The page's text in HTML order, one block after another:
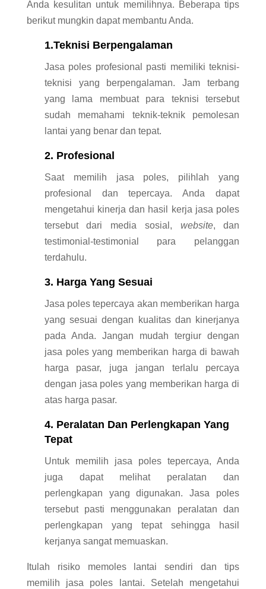
Anda kesulitan untuk memilihnya. Beberapa tips
berikut mungkin dapat membantu Anda.
1.Teknisi Berpengalaman
Jasa poles profesional pasti memiliki teknisi-
teknisi yang berpengalaman. Jam terbang
yang lama membuat para teknisi tersebut
sudah memahami teknik-teknik pemolesan
lantai yang benar dan tepat.
2. Profesional
Saat memilih jasa poles, pilihlah yang
profesional dan tepercaya. Anda dapat
mengetahui kinerja dan hasil kerja jasa poles
tersebut dari media sosial, website, dan
testimonial-testimonial para pelanggan
terdahulu.
3. Harga Yang Sesuai
Jasa poles tepercaya akan memberikan harga
yang sesuai dengan kualitas dan kinerjanya
pada Anda. Jangan mudah tergiur dengan
jasa poles yang memberikan harga di bawah
harga pasar, juga jangan terlalu percaya
dengan jasa poles yang memberikan harga di
atas harga pasar.
4. Peralatan Dan Perlengkapan Yang
Tepat
Untuk memilih jasa poles tepercaya, Anda
juga dapat melihat peralatan dan
perlengkapan yang digunakan. Jasa poles
tersebut pasti menggunakan peralatan dan
perlengkapan yang tepat sehingga hasil
kerjanya sangat memuaskan.
Itulah risiko memoles lantai sendiri dan tips
memilih jasa poles lantai. Setelah mengetahui